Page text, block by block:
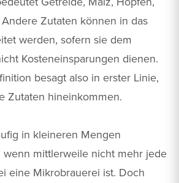
Zutaten können in das
werden, sofern sie dem
Kosteneinsparungen dienen.
besagt also in erster Linie,
Zutaten hineinkommen.
in kleineren Mengen
mittlerweile nicht mehr jede
eine Mikrobrauerei ist. Doch